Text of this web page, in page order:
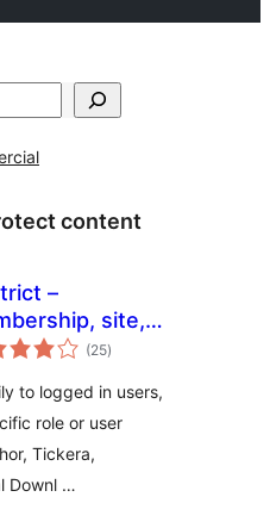
content
–
site,
and user
(25საერთო
რეიტინგი
)
to logged in users,
role or user
Tickera,
Downl …